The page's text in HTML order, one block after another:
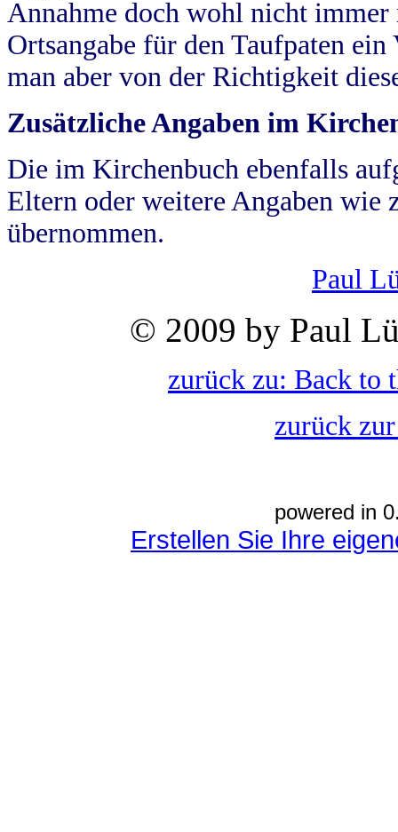
Annahme doch wohl nicht
Ortsangabe für den Taufpaten
man aber von der Richtigkeit
Zusätzliche Angaben im
Die im Kirchenbuch ebenfalls
Eltern oder weitere Angaben wie
übernommen.
Paul
© 2009 by Paul
zurück zu: Back to
zurück
powered in
Erstellen Sie Ihre